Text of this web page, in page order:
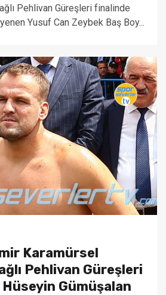
Pehlivan Güreşleri finalinde
Yusuf Can Zeybek Baş Boy...
Karamürsel
Pehlivan Güreşleri
Hüseyin Gümüşalan